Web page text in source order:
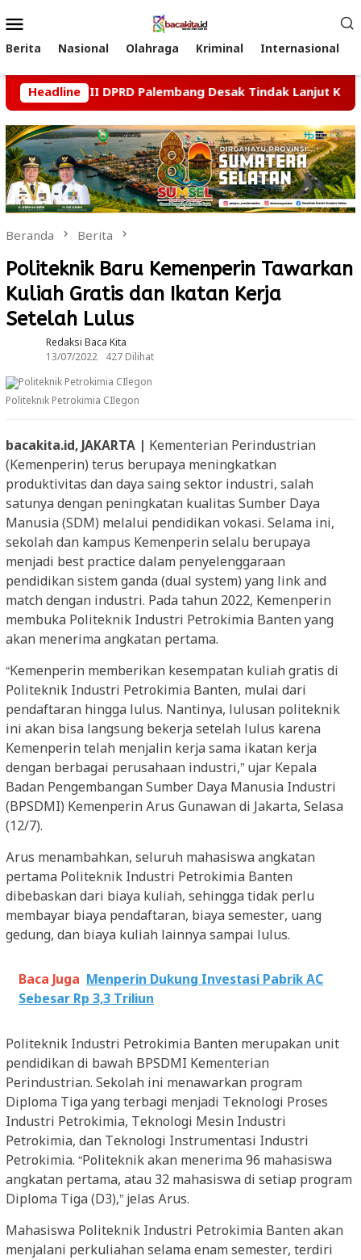
ke
kontenMobile
Berita Nasional Olahraga Kriminal Internasional
Headline
II DPRD Palembang Desak Tindak Lanjut Kasus Dugaan
Beranda Berita
Politeknik Baru Kemenperin Tawarkan
Kuliah Gratis dan Ikatan Kerja
Setelah Lulus
Redaksi Baca Kita
13/07/2022
427 Dilihat
Politeknik Petrokimia CIlegon
bacakita.id, JAKARTA | Kementerian Perindustrian
(Kemenperin) terus berupaya meningkatkan
produktivitas dan daya saing sektor industri, salah
satunya dengan peningkatan kualitas Sumber Daya
Manusia (SDM) melalui pendidikan vokasi. Selama ini,
sekolah dan kampus Kemenperin selalu berupaya
menjadi best practice dalam penyelenggaraan
pendidikan sistem ganda (dual system) yang link and
match dengan industri. Pada tahun 2022, Kemenperin
membuka Politeknik Industri Petrokimia Banten yang
akan menerima angkatan pertama.
“Kemenperin memberikan kesempatan kuliah gratis di
Politeknik Industri Petrokimia Banten, mulai dari
pendaftaran hingga lulus. Nantinya, lulusan politeknik
ini akan bisa langsung bekerja setelah lulus karena
Kemenperin telah menjalin kerja sama ikatan kerja
dengan berbagai perusahaan industri,” ujar Kepala
Badan Pengembangan Sumber Daya Manusia Industri
(BPSDMI) Kemenperin Arus Gunawan di Jakarta, Selasa
(12/7).
Arus menambahkan, seluruh mahasiswa angkatan
pertama Politeknik Industri Petrokimia Banten
dibebaskan dari biaya kuliah, sehingga tidak perlu
membayar biaya pendaftaran, biaya semester, uang
gedung, dan biaya kuliah lainnya sampai lulus.
Baca Juga Menperin Dukung Investasi Pabrik AC
Sebesar Rp 3,3 Triliun
Politeknik Industri Petrokimia Banten merupakan unit
pendidikan di bawah BPSDMI Kementerian
Perindustrian. Sekolah ini menawarkan program
Diploma Tiga yang terbagi menjadi Teknologi Proses
Industri Petrokimia, Teknologi Mesin Industri
Petrokimia, dan Teknologi Instrumentasi Industri
Petrokimia. “Politeknik akan menerima 96 mahasiswa
angkatan pertama, atau 32 mahasiswa di setiap program
Diploma Tiga (D3),” jelas Arus.
Mahasiswa Politeknik Industri Petrokimia Banten akan
menjalani perkuliahan selama enam semester, terdiri